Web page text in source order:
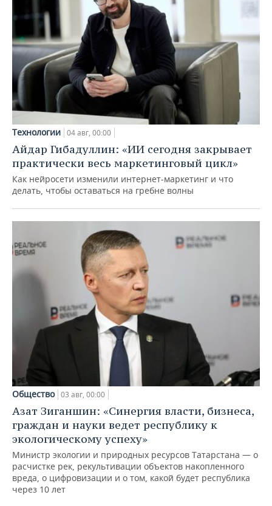
Технологии 04 авг, 00:00
Айдар Гибадуллин: «ИИ сегодня закрывает
практически весь маркетинговый цикл»
Как нейросети изменили интернет-маркетинг и что
делать, чтобы оставаться на гребне волны
Общество 03 авг, 00:00
Азат Зиганшин: «Синергия власти, бизнеса,
граждан и науки ведет республику к
экологическому успеху»
Министр экологии и природных ресурсов Татарстана — о
расчистке рек, рекультивации объектов накопленного
вреда, о цифровизации и о том, какой будет республика
через 10 лет